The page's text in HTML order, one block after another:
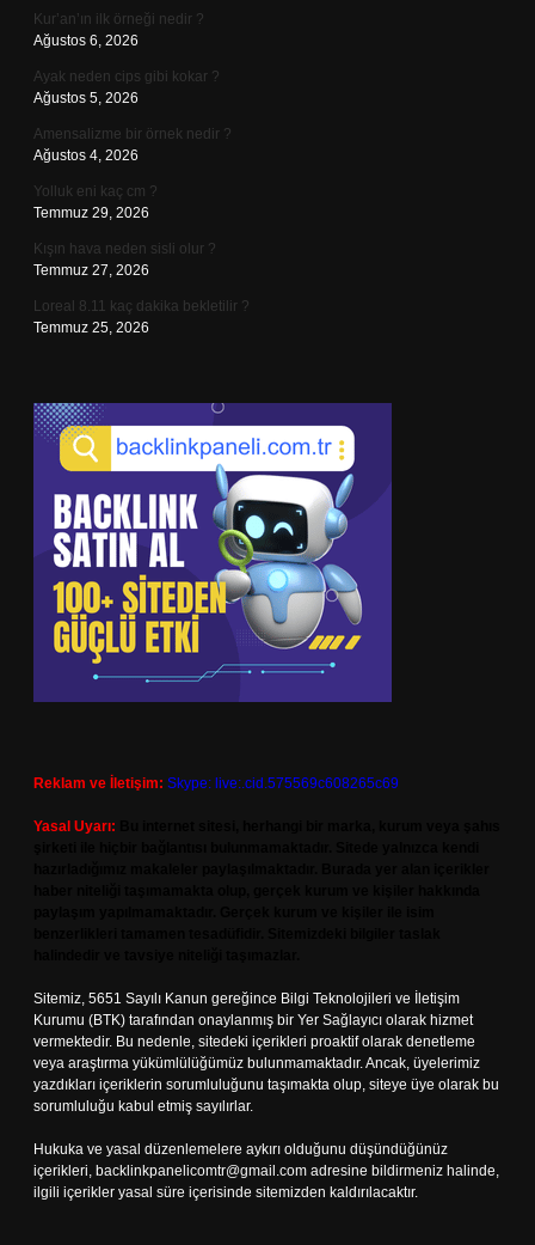
Kur’an’ın ilk örneği nedir ?
Ağustos 6, 2026
Ayak neden cips gibi kokar ?
Ağustos 5, 2026
Amensalizme bir örnek nedir ?
Ağustos 4, 2026
Yolluk eni kaç cm ?
Temmuz 29, 2026
Kışın hava neden sisli olur ?
Temmuz 27, 2026
Loreal 8.11 kaç dakika bekletilir ?
Temmuz 25, 2026
Reklam ve İletişim: Skype: live:.cid.575569c608265c69
Yasal Uyarı:
Sitemiz, 5651 Sayılı Kanun gereğince Bilgi Teknolojileri ve İletişim
Kurumu (BTK) tarafından onaylanmış bir Yer Sağlayıcı olarak hizmet
vermektedir. Bu nedenle, sitedeki içerikleri proaktif olarak denetleme
veya araştırma yükümlülüğümüz bulunmamaktadır. Ancak, üyelerimiz
yazdıkları içeriklerin sorumluluğunu taşımakta olup, siteye üye olarak bu
sorumluluğu kabul etmiş sayılırlar.
Hukuka ve yasal düzenlemelere aykırı olduğunu düşündüğünüz
içerikleri, backlinkpanelicomtr@gmail.com adresine bildirmeniz halinde,
ilgili içerikler yasal süre içerisinde sitemizden kaldırılacaktır.